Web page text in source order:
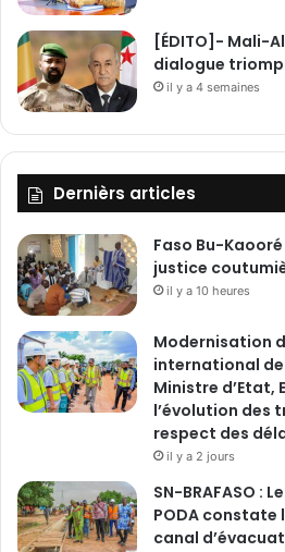
g
r
q
u
e
l
q
s
d
é
s
a
c
c
o
[ÉDITO]- Mali-
dialogue
il y a 4 semaines
Dernièrs articles
Faso Bu-
justice
il y a 10 heures
Modernisation
international de
Ministre d’Etat,
l’évolution des
respect des
il y a 2 jours
SN-BRAFASO :
PODA constate
canal